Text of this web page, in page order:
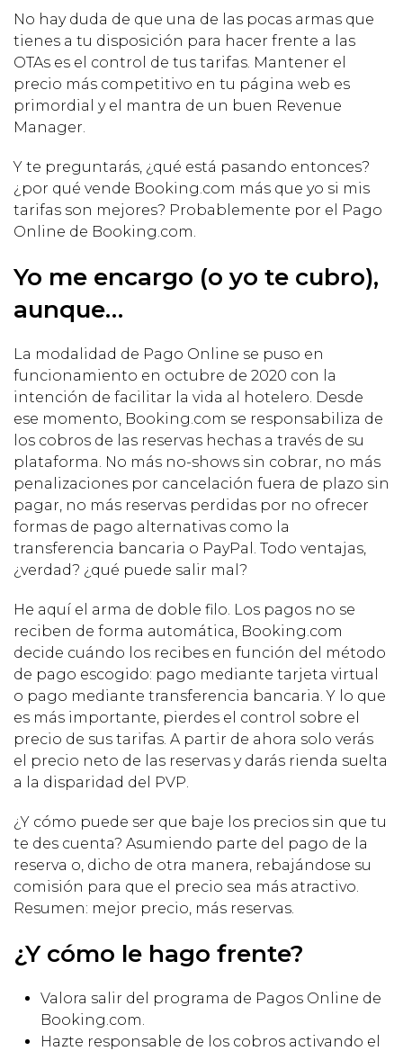
No hay duda de que una de las pocas armas que
tienes a tu disposición para hacer frente a las
OTAs es el control de tus tarifas. Mantener el
precio más competitivo en tu página web es
primordial y el mantra de un buen Revenue
Manager.
Y te preguntarás, ¿qué está pasando entonces?
¿por qué vende Booking.com más que yo si mis
tarifas son mejores? Probablemente por el Pago
Online de Booking.com.
Yo me encargo (o yo te cubro),
aunque…
La modalidad de Pago Online se puso en
funcionamiento en octubre de 2020 con la
intención de facilitar la vida al hotelero. Desde
ese momento, Booking.com se responsabiliza de
los cobros de las reservas hechas a través de su
plataforma. No más no-shows sin cobrar, no más
penalizaciones por cancelación fuera de plazo sin
pagar, no más reservas perdidas por no ofrecer
formas de pago alternativas como la
transferencia bancaria o PayPal. Todo ventajas,
¿verdad? ¿qué puede salir mal?
He aquí el arma de doble filo. Los pagos no se
reciben de forma automática, Booking.com
decide cuándo los recibes en función del método
de pago escogido: pago mediante tarjeta virtual
o pago mediante transferencia bancaria. Y lo que
es más importante, pierdes el control sobre el
precio de sus tarifas. A partir de ahora solo verás
el precio neto de las reservas y darás rienda suelta
a la disparidad del PVP.
¿Y cómo puede ser que baje los precios sin que tu
te des cuenta? Asumiendo parte del pago de la
reserva o, dicho de otra manera, rebajándose su
comisión para que el precio sea más atractivo.
Resumen: mejor precio, más reservas.
¿Y cómo le hago frente?
Valora salir del programa de Pagos Online de
Booking.com.
Hazte responsable de los cobros activando el